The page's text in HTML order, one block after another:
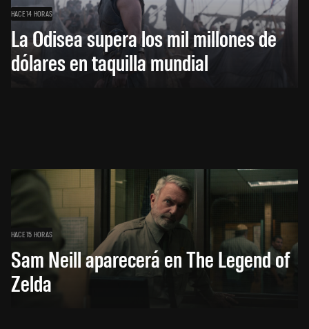
HACE 14 HORAS
La Odisea supera los mil millones de
dólares en taquilla mundial
HACE 15 HORAS
Sam Neill aparecerá en The Legend of
Zelda